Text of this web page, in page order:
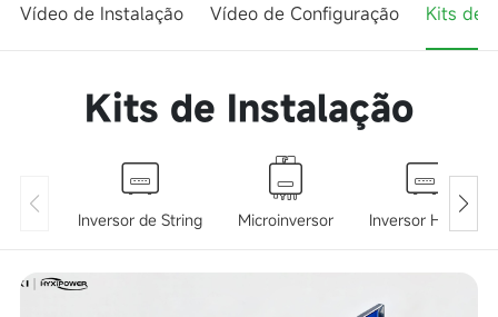
Vídeo de Instalação Vídeo de Configuração Kits de
Kits de Instalação
Inversor de String Microinversor Inversor Híbrido